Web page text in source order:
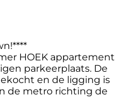
HOEK appartement
parkeerplaats. De
en de ligging is
de metro richting de